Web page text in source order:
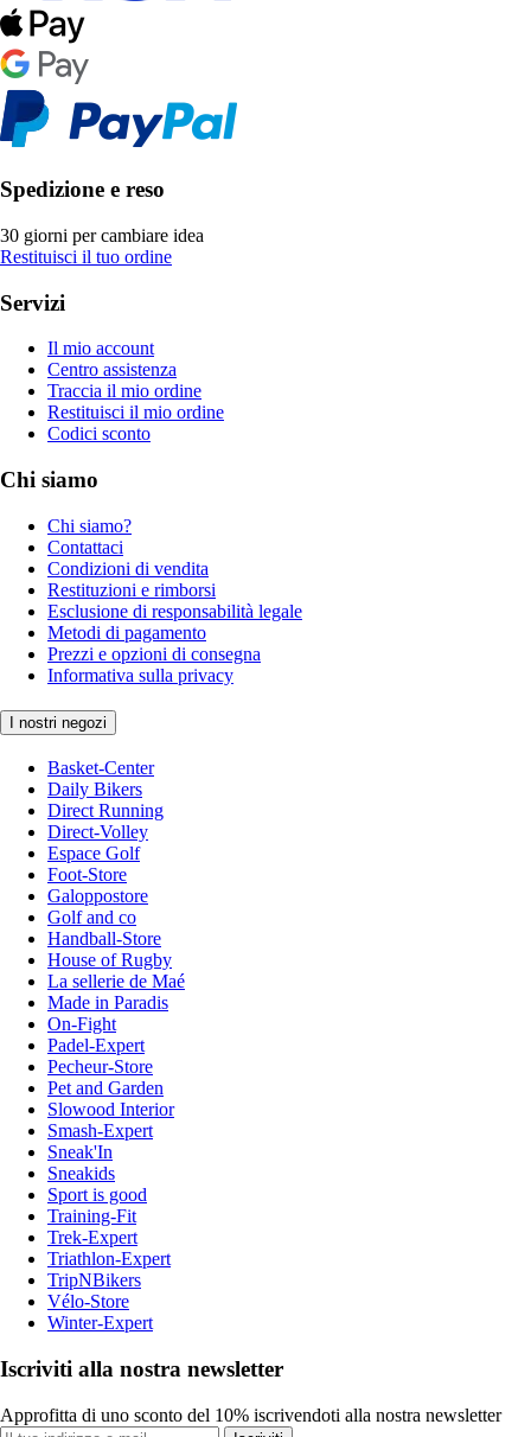
Spedizione e reso
30 giorni per cambiare idea
Restituisci il tuo ordine
Servizi
Il mio account
Centro assistenza
Traccia il mio ordine
Restituisci il mio ordine
Codici sconto
Chi siamo
Chi siamo?
Contattaci
Condizioni di vendita
Restituzioni e rimborsi
Esclusione di responsabilità legale
Metodi di pagamento
Prezzi e opzioni di consegna
Informativa sulla privacy
I nostri negozi
Basket-Center
Daily Bikers
Direct Running
Direct-Volley
Espace Golf
Foot-Store
Galoppostore
Golf and co
Handball-Store
House of Rugby
La sellerie de Maé
Made in Paradis
On-Fight
Padel-Expert
Pecheur-Store
Pet and Garden
Slowood Interior
Smash-Expert
Sneak'In
Sneakids
Sport is good
Training-Fit
Trek-Expert
Triathlon-Expert
TripNBikers
Vélo-Store
Winter-Expert
Iscriviti alla nostra newsletter
Approfitta di uno sconto del 10% iscrivendoti alla nostra newsletter